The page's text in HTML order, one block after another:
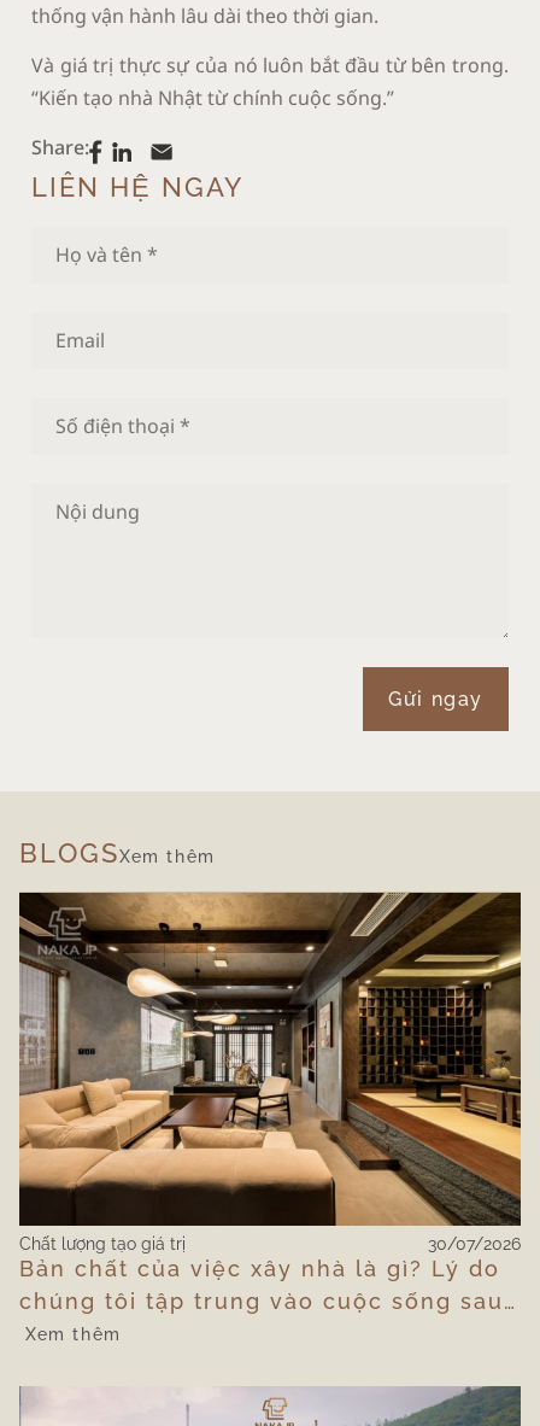
thống vận hành lâu dài theo thời gian.
Và giá trị thực sự của nó luôn bắt đầu từ bên trong.
“Kiến tạo nhà Nhật từ chính cuộc sống.”
Share:
LIÊN HỆ NGAY
Gửi ngay
BLOGSXem thêm
Chất lượng tạo giá trị 30/07/2026
Bản chất của việc xây nhà là gì? Lý do
chúng tôi tập trung vào cuộc sống sau
khi bàn giao
Xem thêm